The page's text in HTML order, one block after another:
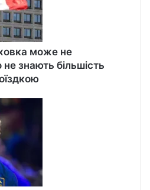
може не
знають більшість